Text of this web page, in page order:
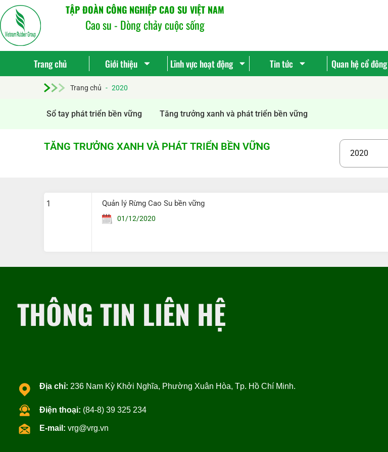
TẬP ĐOÀN CÔNG NGHIỆP CAO SU VIỆT NAM
Cao su - Dòng chảy cuộc sống
Trang chủ Giới thiệu Lĩnh vực hoạt động Tin tức Quan hệ cổ đông
Trang chủ - 2020
Sổ tay phát triển bền vững Tăng trưởng xanh và phát triển bền vững
TĂNG TRƯỞNG XANH VÀ PHÁT TRIỂN BỀN VỮNG
1 Quản lý Rừng Cao Su bền vững
01/12/2020
THÔNG TIN LIÊN HỆ
Địa chỉ: 236 Nam Kỳ Khởi Nghĩa, Phường Xuân Hòa, Tp. Hồ Chí Minh.
Điện thoại: (84-8) 39 325 234
E-mail: vrg@vrg.vn